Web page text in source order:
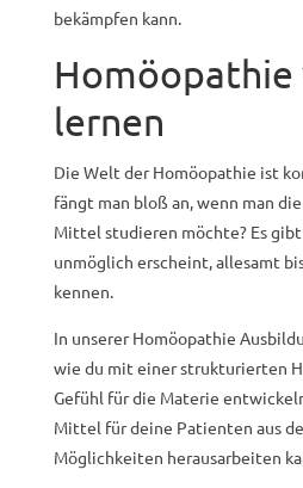
bekämpfen kann.
Homöopathie
lernen
Die Welt der Homöopathie ist
fängt man bloß an, wenn man
Mittel studieren möchte? Es gibt
unmöglich erscheint, allesamt
kennen.
In unserer Homöopathie
wie du mit einer strukturierten
Gefühl für die Materie
Mittel für deine Patienten aus
Möglichkeiten herausarbeiten